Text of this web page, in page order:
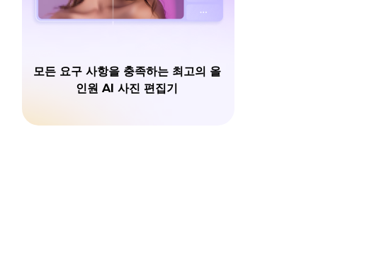
모든 요구 사항을 충족하는 최고의 올
인원 AI 사진 편집기